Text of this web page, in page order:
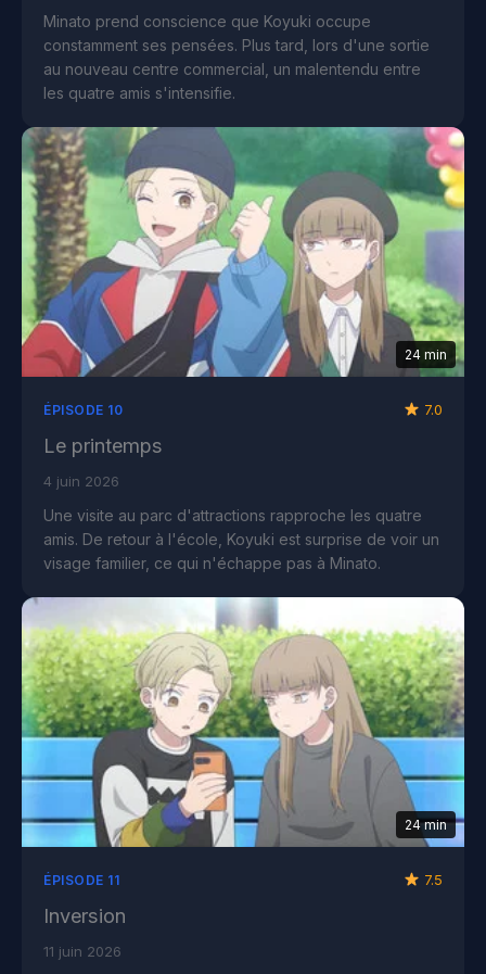
Minato prend conscience que Koyuki occupe
constamment ses pensées. Plus tard, lors d'une sortie
au nouveau centre commercial, un malentendu entre
les quatre amis s'intensifie.
24 min
ÉPISODE 10 7.0
Le printemps
4 juin 2026
Une visite au parc d'attractions rapproche les quatre
amis. De retour à l'école, Koyuki est surprise de voir un
visage familier, ce qui n'échappe pas à Minato.
24 min
ÉPISODE 11 7.5
Inversion
11 juin 2026